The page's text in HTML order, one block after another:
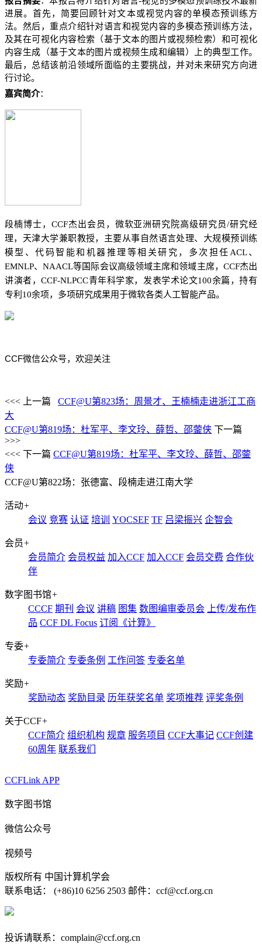
进展。首先，简要回顾针对文本或视觉内容的单模态预训练方
法。然后，重点介绍针对语言和视觉内容的多模态预训练方法，
及其在可视化内容检索（基于文本的图片或视频检索）和可视化
内容生成（基于文本的图片或视频生成和编辑）上的典型工作。
最后，总结该前沿领域所面临的主要挑战，并对未来研究方向进
行讨论。
嘉宾简介：
段楠博士，CCF杰出会员，微软亚洲研究院高级研究员/研究经
理，天津大学兼职教授，主要从事自然语言处理、大规模预训练
模型、代码智能和机器推理等相关研究，多次担任ACL、
EMNLP、NAACL等国际会议高级领域主席和领域主席，CCF杰出
讲演者，CCF-NLPCC青年科学家，发表学术论文100余篇，持有
专利10余项，多项研究成果用于微软各类人工智能产品。
CCF微信公众号，欢迎关注
<<< 上一篇
CCF@U第823场：周景才、王楠楠走进浙江工商
大
CCF@U第819场：杜军平、李文玲、薛哲、邵蓥侠 下一篇
>>>
<<< 下一篇 CCF@U第819场：杜军平、李文玲、薛哲、邵蓥
侠
CCF@U第822场：张德富、段楠走进江南大学
活动+
会议 竞赛 认证 培训 YOCSEF TF 吕梁振兴 企智会
会员+
会员简介 会员权益 加入CCF 加入CCF 会员交费 合作伙
伴
数字图书馆+
CCCF 期刊 会议 讲稿 图集 数图编审委员会
上传/发布作
品 CCF DL Focus 订阅《计算》
专委+
专委简介 专委条例 工作问答 专委名单
奖励+
奖励动态 奖励目录 历年获奖名单 奖项推荐 评奖条例
关于CCF+
CCF简介 组织机构 规章 服务项目 CCF大事记 CCF创建
60周年 联系我们
CCFLink APP
数字图书馆
微信公众号
视频号
版权所有 中国计算机学会
联系电话： (+86)10 6256 2503 邮件：ccf@ccf.org.cn
投诉请联系：complain@ccf.org.cn